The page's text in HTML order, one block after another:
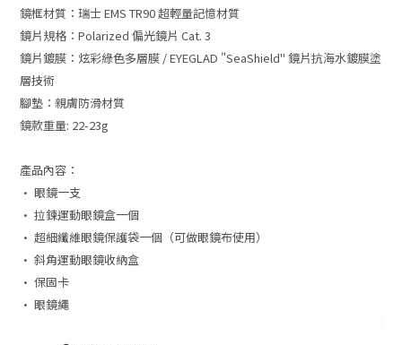
鏡框材質：瑞士 EMS TR90 超輕量記憶材質
鏡片規格： Polarized 偏光鏡片 Cat. 3
鏡片鍍膜：炫彩綠色多層膜 /EYEGLAD "SeaShield" 鏡片抗海水鍍膜塗
層技術
腳墊：親膚防滑材質
鏡款重量: 22-23g
產品內容：
• 眼鏡一支
• 拉鍊運動眼鏡盒一個
• 超細纖維眼鏡保護袋一個（可做眼鏡布使用）
• 斜角運動眼鏡收納盒
• 保固卡
• 眼鏡繩